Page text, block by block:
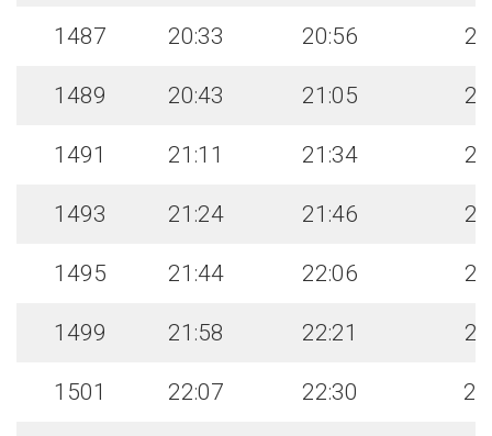
1487 20:33 20:56
1489 20:43 21:05
1491 21:11 21:34
1493 21:24 21:46
1495 21:44 22:06
1499 21:58 22:21
1501 22:07 22:30